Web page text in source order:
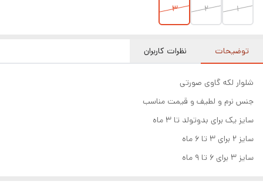
1
2
3
توضیحات نظرات کاربران
شلوار لکه گاوی صورتی
جنس نرم و لطیف و قیمت مناسب
سایز یک برای بدوتولد تا ۳ ماه
سایز ۲ برای ۳ تا ۶ ماه
سایز ۳ برای ۶ تا ۹ ماه